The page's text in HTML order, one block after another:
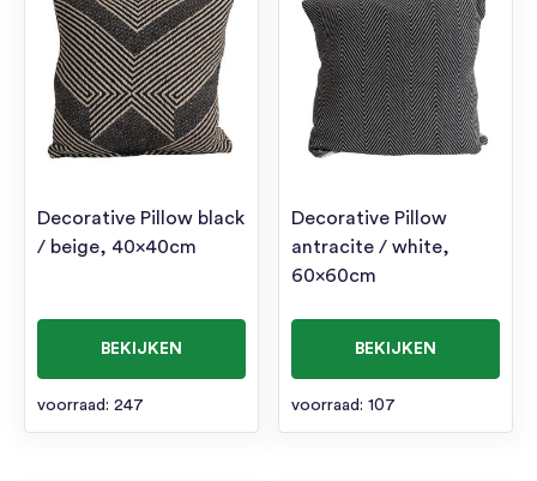
Decorative Pillow black
/ beige, 40x40cm
BEKIJKEN
voorraad: 247
Decorative Pillow
antracite / white,
60x60cm
BEKIJKEN
voorraad: 107